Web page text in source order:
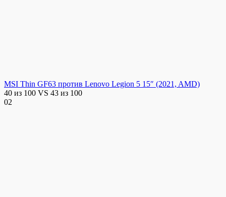
MSI Thin GF63 против Lenovo Legion 5 15″ (2021, AMD)
40 из 100 VS 43 из 100
02